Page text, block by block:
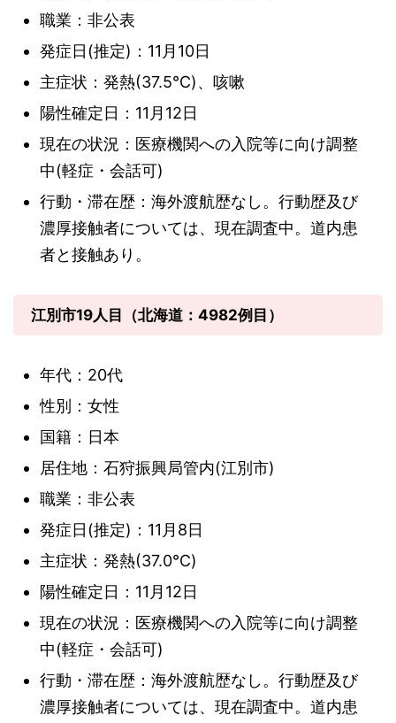
職業：非公表
発症日(推定)：11月10日
主症状：発熱(37.5℃)、咳嗽
陽性確定日：11月12日
現在の状況：医療機関への入院等に向け調整
中(軽症・会話可)
行動・滞在歴：海外渡航歴なし。行動歴及び
濃厚接触者については、現在調査中。道内患
者と接触あり。
江別市19人目（北海道：4982例目）
年代：20代
性別：女性
国籍：日本
居住地：石狩振興局管内(江別市)
職業：非公表
発症日(推定)：11月8日
主症状：発熱(37.0℃)
陽性確定日：11月12日
現在の状況：医療機関への入院等に向け調整
中(軽症・会話可)
行動・滞在歴：海外渡航歴なし。行動歴及び
濃厚接触者については、現在調査中。道内患